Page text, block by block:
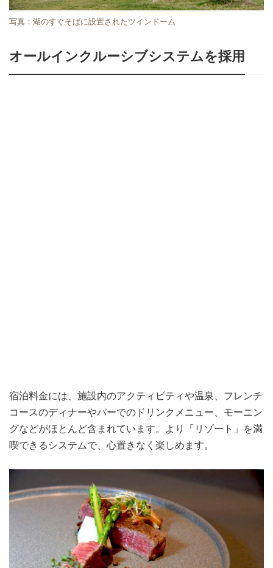
写真：湖のすぐそばに設置されたツインドーム
オールインクルーシブシステムを採用
宿泊料金には、施設内のアクティビティや温泉、フレンチ
コースのディナーやバーでのドリンクメニュー、モーニン
グなどがほとんど含まれています。より「リゾート」を満
喫できるシステムで、心置きなく楽しめます。